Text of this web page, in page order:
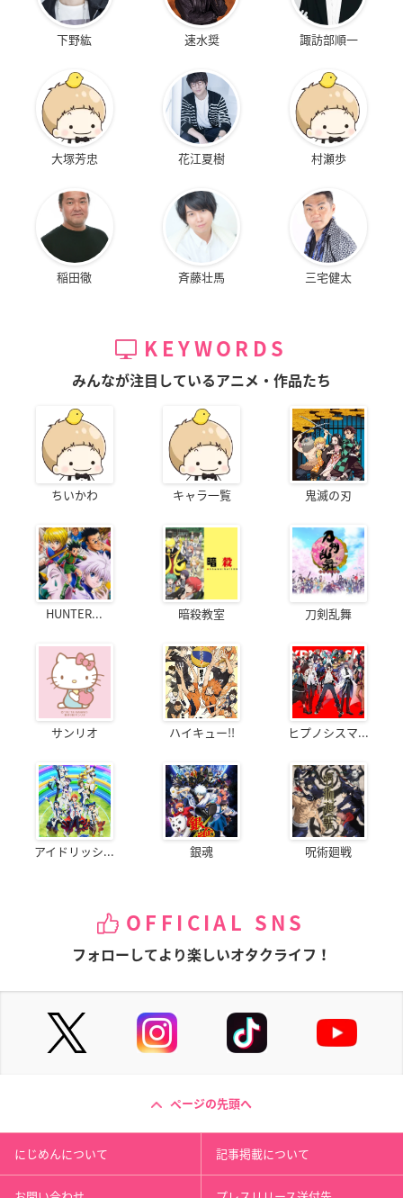
下野紘 速水奨 諏訪部順一
大塚芳忠 花江夏樹 村瀬歩
稲田徹 斉藤壮馬 三宅健太
KEYWORDS
みんなが注目しているアニメ・作品たち
ちいかわ キャラ一覧 鬼滅の刃
HUNTER... 暗殺教室 刀剣乱舞
サンリオ ハイキュー!! ヒプノシスマ...
アイドリッシ... 銀魂 呪術廻戦
OFFICIAL SNS
フォローしてより楽しいオタクライフ！
ページの先頭へ
にじめんについて 記事掲載について